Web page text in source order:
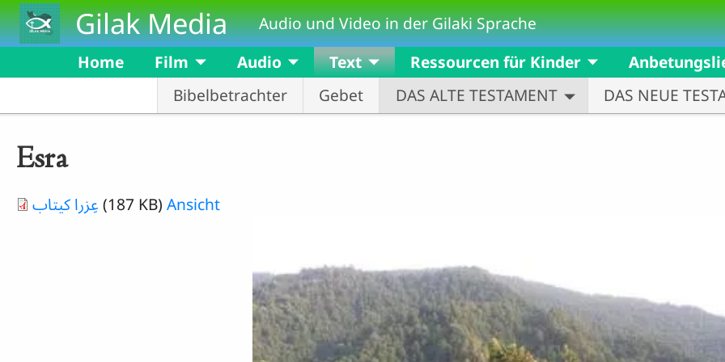
Skip to main contentGilak Media Audio und Video in der Gilaki Sprache
Home Film Audio
Text
Bibelbetrachter
Gebet DAS ALTE TESTAMENT DAS NEUE
Ressourcen für Kinder
Esra
Document
عِزرا کیتاب (187 KB) Ansicht